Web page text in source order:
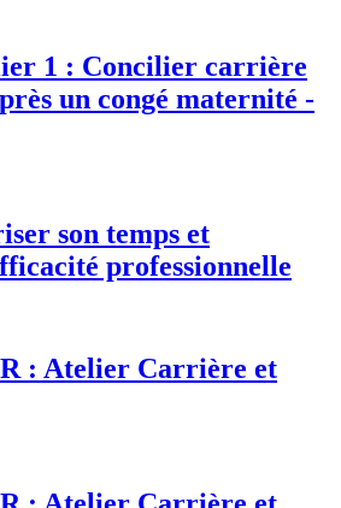
1 : Concilier carrière
un congé maternité -
son temps et
professionnelle
: Atelier Carrière et